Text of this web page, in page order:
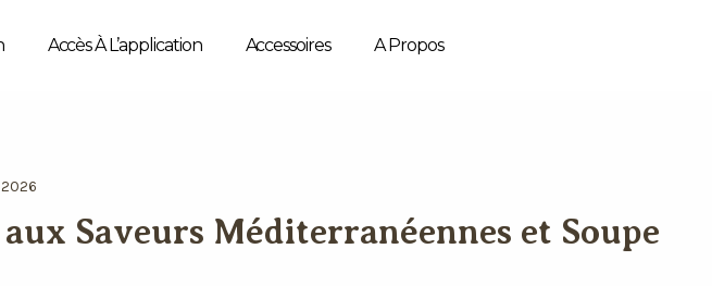
Accès À L’application Accessoires A Propos
Saveurs Méditerranéennes et Soupe